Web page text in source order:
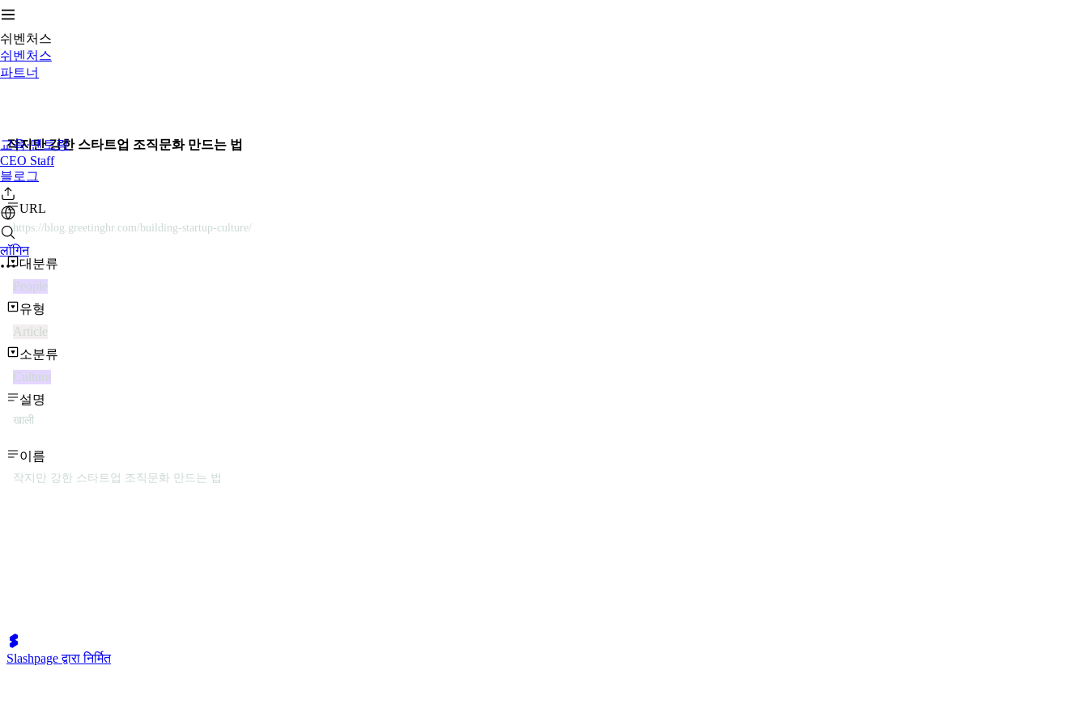
쉬벤처스
쉬벤처스
파트너
교육·멘토링
CEO Staff
블로그
लॉगिन
작지만 강한 스타트업 조직문화 만드는 법
URL
https://blog.greetinghr.com/building-startup-culture/
대분류
People
유형
Article
소분류
Culture
설명
खाली
이름
작지만 강한 스타트업 조직문화 만드는 법
Slashpage द्वारा निर्मित